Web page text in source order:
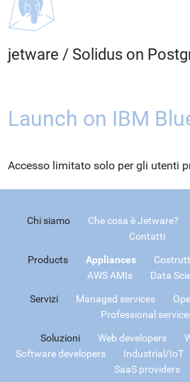
jetware / Solidus on
Launch on IBM
Accesso limitato solo per gli utenti
Chi siamo Che cosa è Jetware?
Contatti
Products Appliances
AWS AMIs
Data
Servizi Managed services
Professional
Soluzioni Web developers
Software developers
Industrial/IoT
SaaS providers